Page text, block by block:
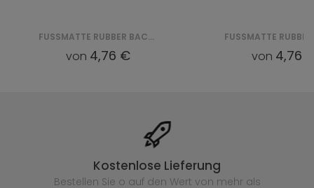
FUSSMATTE RUBBER BACKED PP WITHOUT EDGES (VI 4017) - BRĄZOWY
von 4,76 € von 4,76
Kostenlose Lieferung
Bestellen Sie o auf den Wert von mehr als